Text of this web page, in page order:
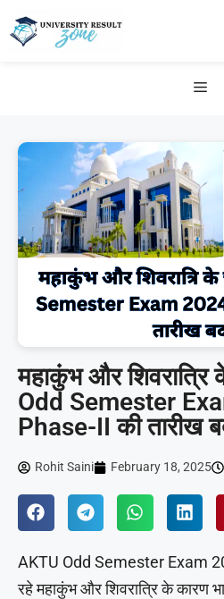
महाकुंभ और
Odd Semester
Phase-II की तारीख
Rohit Saini February 18, 2025
AKTU Odd Semester Exam
रहे महाकुंभ और शिवरात्रि के कारण